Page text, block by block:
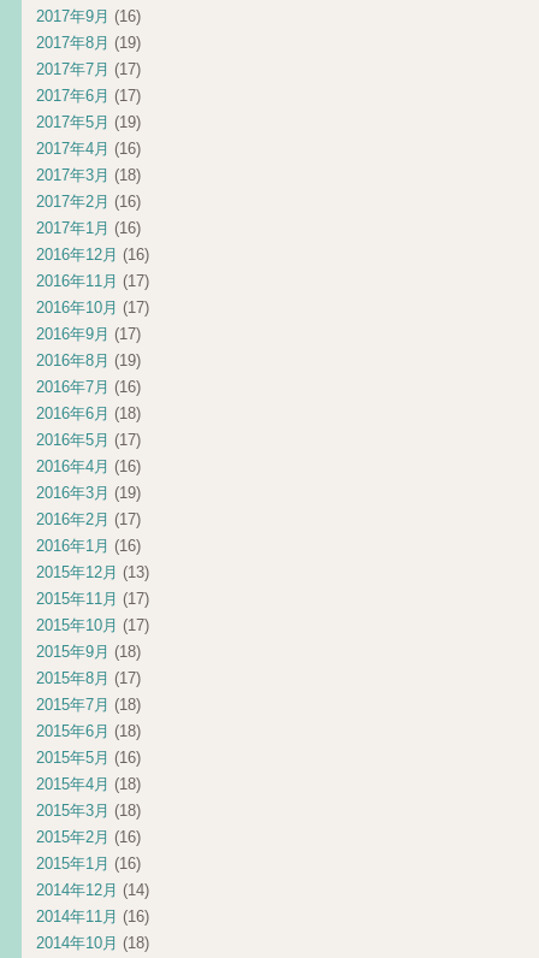
2017年9月 (16)
2017年8月 (19)
2017年7月 (17)
2017年6月 (17)
2017年5月 (19)
2017年4月 (16)
2017年3月 (18)
2017年2月 (16)
2017年1月 (16)
2016年12月 (16)
2016年11月 (17)
2016年10月 (17)
2016年9月 (17)
2016年8月 (19)
2016年7月 (16)
2016年6月 (18)
2016年5月 (17)
2016年4月 (16)
2016年3月 (19)
2016年2月 (17)
2016年1月 (16)
2015年12月 (13)
2015年11月 (17)
2015年10月 (17)
2015年9月 (18)
2015年8月 (17)
2015年7月 (18)
2015年6月 (18)
2015年5月 (16)
2015年4月 (18)
2015年3月 (18)
2015年2月 (16)
2015年1月 (16)
2014年12月 (14)
2014年11月 (16)
2014年10月 (18)